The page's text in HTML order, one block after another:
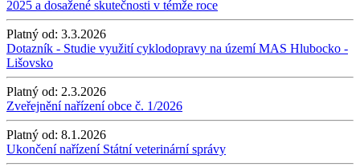
2025 a dosažené skutečnosti v témže roce
Platný od: 3.3.2026
Dotazník - Studie využití cyklodopravy na území MAS Hlubocko -
Lišovsko
Platný od: 2.3.2026
Zveřejnění nařízení obce č. 1/2026
Platný od: 8.1.2026
Ukončení nařízení Státní veterinární správy